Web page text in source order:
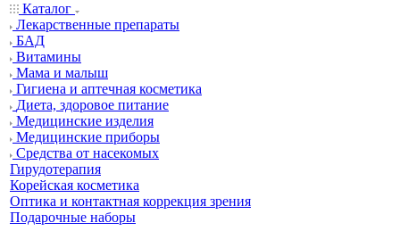
Каталог
Лекарственные препараты
БАД
Витамины
Мама и малыш
Гигиена и аптечная косметика
Диета, здоровое питание
Медицинские изделия
Медицинские приборы
Средства от насекомых
Гирудотерапия
Корейская косметика
Оптика и контактная коррекция зрения
Подарочные наборы